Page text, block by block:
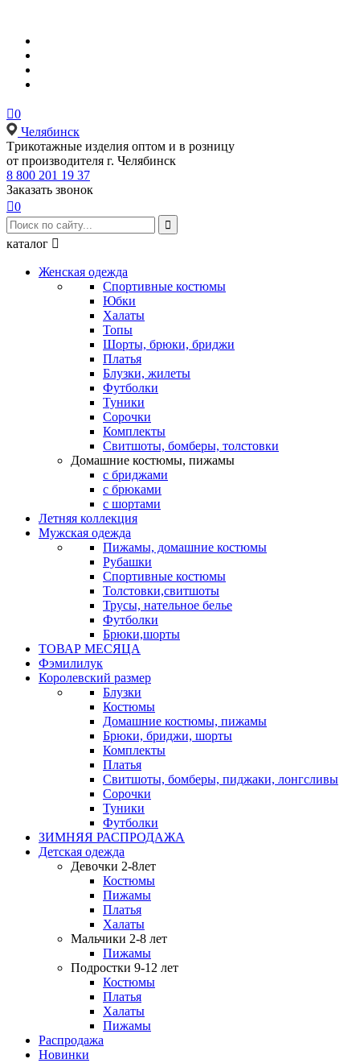
0
Челябинск
Tрикотажные изделия оптом и в розницу
от производителя г. Челябинск
8 800 201 19 37
Заказать звонок
0

каталог 
Женская одежда
Спортивные костюмы
Юбки
Халаты
Топы
Шорты, брюки, бриджи
Платья
Блузки, жилеты
Футболки
Туники
Сорочки
Комплекты
Свитшоты, бомберы, толстовки
Домашние костюмы, пижамы
с бриджами
с брюками
с шортами
Летняя коллекция
Мужская одежда
Пижамы, домашние костюмы
Рубашки
Спортивные костюмы
Толстовки,свитшоты
Трусы, нательное белье
Футболки
Брюки,шорты
ТОВАР МЕСЯЦА
Фэмилилук
Королевский размер
Блузки
Костюмы
Домашние костюмы, пижамы
Брюки, бриджи, шорты
Комплекты
Платья
Свитшоты, бомберы, пиджаки, лонгсливы
Сорочки
Туники
Футболки
ЗИМНЯЯ РАСПРОДАЖА
Детская одежда
Девочки 2-8лет
Костюмы
Пижамы
Платья
Халаты
Мальчики 2-8 лет
Пижамы
Подростки 9-12 лет
Костюмы
Платья
Халаты
Пижамы
Распродажа
Новинки